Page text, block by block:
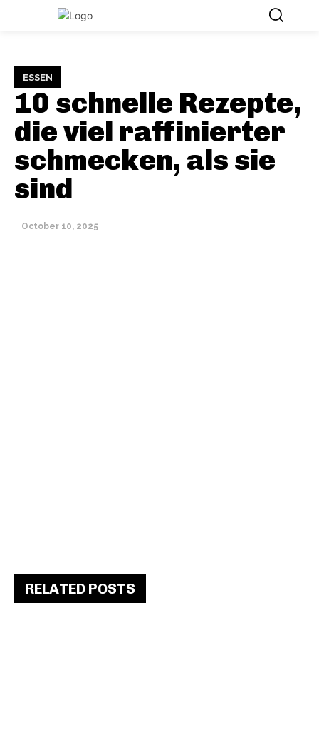
ESSEN
10 schnelle Rezepte,
die viel raffinierter
schmecken, als sie
sind
October 10, 2025
RELATED POSTS